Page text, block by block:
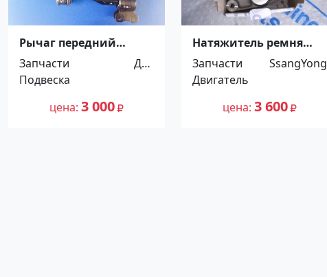
Рычаг передний
левый Mazda 3 03-08-г.
(794428) Краснодар
Запчасти
Для
Подвеска
цена 3 000
Натяжитель ремня
Ssang Yong Rexton 2.7
Краснодар
Запчасти
SsangYong
Двигатель
цена 3 600